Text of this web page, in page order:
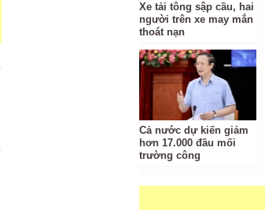
Xe tải tông sập cầu, hai
người trên xe may mắn
thoát nạn
Cả nước dự kiến giảm
hơn 17.000 đầu mối
trường công